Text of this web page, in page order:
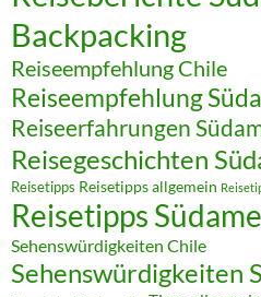
Backpacking
Reiseempfehlung Chile
Reiseempfehlung
Reiseerfahrungen
Reisegeschichten
Reisetipps Reisetipps allgemein
Reisetipps
Sehenswürdigkeiten Chile
Sehenswürdigkeiten